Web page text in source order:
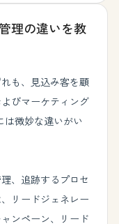
理の違いを教
も、見込み客を顧
びマーケティング
は微妙な違いがい
、追跡するプロセ
リードジェネレー
ンペーン、リード